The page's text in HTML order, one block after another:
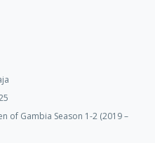
of Gambia Season 1-2 (2019 –